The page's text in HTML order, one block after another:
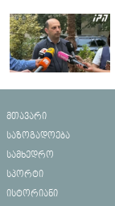
მთავარი
საზოგადოება
სამხედრო
სპორტი
ისტორიანი